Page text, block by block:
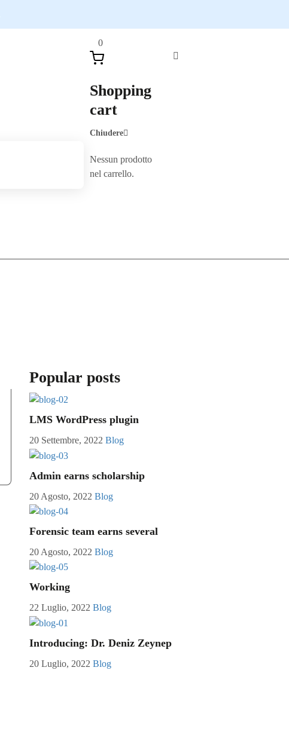
0
Shopping
cart
Chiudere
Nessun prodotto
nel carrello.
Popular posts
LMS WordPress plugin
20 Settembre, 2022 Blog
Admin earns scholarship
20 Agosto, 2022 Blog
Forensic team earns several
20 Agosto, 2022 Blog
Working
22 Luglio, 2022 Blog
Introducing: Dr. Deniz Zeynep
20 Luglio, 2022 Blog